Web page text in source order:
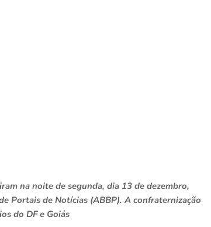
na noite de segunda, dia 13 de dezembro,
Portais de Notícias (ABBP). A confraternização
do DF e Goiás